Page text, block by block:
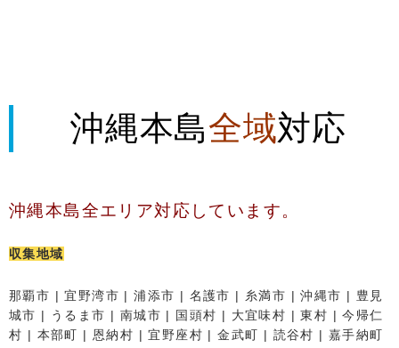
沖縄本島全域対応
沖縄本島全エリア対応しています。
収集地域
那覇市 | 宜野湾市 | 浦添市 | 名護市 | 糸満市 | 沖縄市 | 豊見
城市 | うるま市 | 南城市 | 国頭村 | 大宜味村 | 東村 | 今帰仁
村 | 本部町 | 恩納村 | 宜野座村 | 金武町 | 読谷村 | 嘉手納町